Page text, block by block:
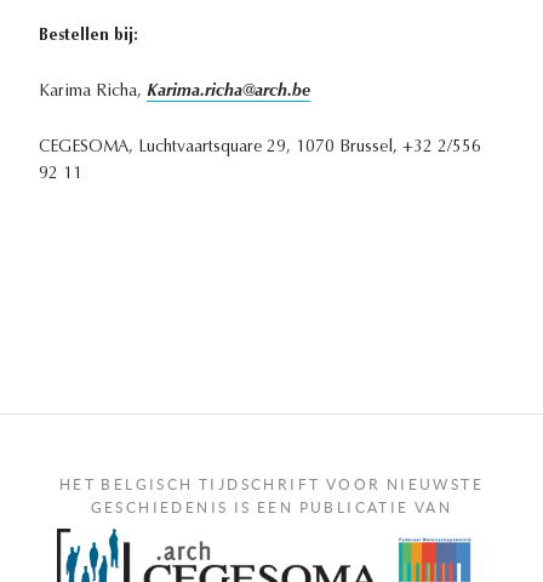
Bestellen bij:
Karima Richa, Karima.richa@arch.be
CEGESOMA, Luchtvaartsquare 29, 1070 Brussel, +32 2/556
92 11
HET BELGISCH TIJDSCHRIFT VOOR NIEUWSTE
GESCHIEDENIS IS EEN PUBLICATIE VAN